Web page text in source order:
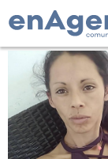
Tag: